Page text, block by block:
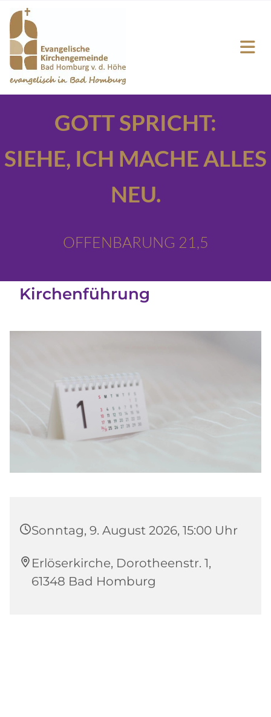
GOTT SPRICHT:
SIEHE, ICH MACHE ALLES
NEU.
OFFENBARUNG 21,5
Kirchenführung
Sonntag, 9. August 2026, 15:00 Uhr
Erlöserkirche, Dorotheenstr. 1,
61348 Bad Homburg